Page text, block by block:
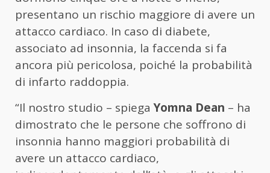
presentano un rischio maggiore di avere un
attacco cardiaco. In caso di diabete,
associato ad insonnia, la faccenda si fa
ancora più pericolosa, poiché la probabilità
di infarto raddoppia.
“Il nostro studio – spiegaYomna Dean – ha
dimostrato che le persone che soffrono di
insonnia hanno maggiori probabilità di
avere un attacco cardiaco,